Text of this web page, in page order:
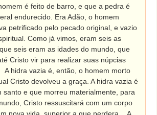
é feito de barro, e que a pedra é
endurecido. Era Adão, o homem
petrificado pelo pecado original, e vazio
Como já vimos, eram seis as
seis eram as idades do mundo, que
Cristo vir para realizar suas núpcias
A hidra vazia é, então, o homem morto
Cristo devolveu a graça. A hidra vazia é
santo e que morreu materialmente, para
Cristo ressuscitará com um corpo